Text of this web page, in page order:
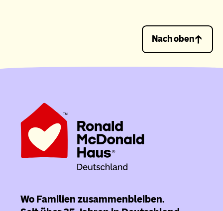
Nach oben
Wo Familien zusammenbleiben.